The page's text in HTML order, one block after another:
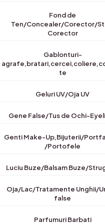
Fond de
Ten/Concealer/Corector/
Corector
Gablonturi-
te
Geluri UV/Oja UV
Gene False/Tus de Ochi-
Genti Make-Up,Bijuterii/
/Portofele
Luciu Buze/Balsam Buze/
Oja/Lac/Tratamente Unghii/
false
Parfumuri Barbati